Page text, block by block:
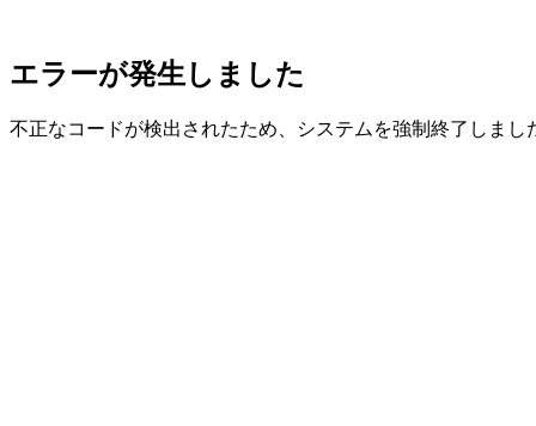
エラーが発生しました
不正なコードが検出されたため、システムを強制終了しまし